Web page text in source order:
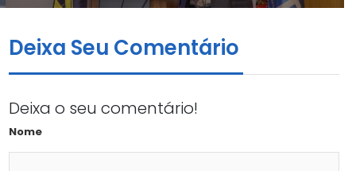
Deixa Seu Comentário
Deixa o seu comentário!
Nome